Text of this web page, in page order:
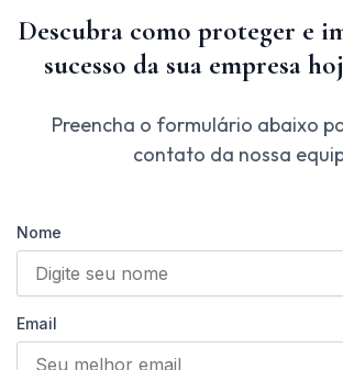
Descubra como proteger e
sucesso da sua empresa
Preencha o formulário abaixo
contato da nossa
Nome
Email